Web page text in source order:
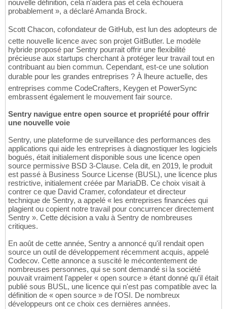
nouvelle définition, cela n'aidera pas et cela échouera
probablement », a déclaré Amanda Brock.
Scott Chacon, cofondateur de GitHub, est lun des adopteurs de
cette nouvelle licence avec son projet GitButler. Le modèle
hybride proposé par Sentry pourrait offrir une flexibilité
précieuse aux startups cherchant à protéger leur travail tout en
contribuant au bien commun. Cependant, est-ce une solution
durable pour les grandes entreprises ? À lheure actuelle, des
entreprises comme CodeCrafters, Keygen et PowerSync
embrassent également le mouvement fair source.
Sentry navigue entre open source et propriété pour offrir
une nouvelle voie
Sentry, une plateforme de surveillance des performances des
applications qui aide les entreprises à diagnostiquer les logiciels
bogués, était initialement disponible sous une licence open
source permissive BSD 3-Clause. Cela dit, en 2019, le produit
est passé à Business Source License (BUSL), une licence plus
restrictive, initialement créée par MariaDB. Ce choix visait à
contrer ce que David Cramer, cofondateur et directeur
technique de Sentry, a appelé « les entreprises financées qui
plagient ou copient notre travail pour concurrencer directement
Sentry ». Cette décision a valu à Sentry de nombreuses
critiques.
En août de cette année, Sentry a annoncé qu'il rendait open
source un outil de développement récemment acquis, appelé
Codecov. Cette annonce a suscité le mécontentement de
nombreuses personnes, qui se sont demandé si la société
pouvait vraiment l'appeler « open source » étant donné qu'il était
publié sous BUSL, une licence qui n'est pas compatible avec la
définition de « open source » de l'OSI. De nombreux
développeurs ont ce choix ces dernières années.